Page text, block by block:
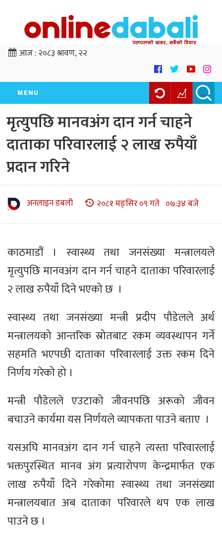
आज :२०८३ श्रावण, २२
MENU
मृत्युपछि मानवअंग दान गर्न चाहने
दाताका परिवारलाई २ लाख रुपैयाँ
प्रदान गरिने
अनलाइन डबली २०८१ मङ्सिर ०९ गते ०७:३४ बजे
काठमाडौं । स्वास्थ्य तथा जनसंख्या मन्त्रालयले
मृत्युपछि मानवअंग दान गर्न चाहने दाताका परिवारलाई
२ लाख रुपैयाँ दिने भएको छ ।
स्वास्थ्य तथा जनसंख्या मन्त्री प्रदीप पौडेलले अर्थ
मन्त्रालयको आन्तरिक स्रोतबाट रकम व्यवस्थापन गर्ने
सहमति भएपछी दाताका परिवारलाई उक्त रकम दिने
निर्णय गरेको हो ।
मन्त्री पौडेलले एउटाको जीवनपछि अरूको जीवन
बचाउने कार्यमा यस निर्णयले व्यापकता पाउने बताए ।
यसअघि मानवअंग दान गर्न चाहने त्यस्ता परिवारलाई
भक्तपुरस्थित मानव अंग प्रत्यारोपण केन्द्रमार्फत एक
लाख रुपैयाँ दिने गरेकोमा स्वास्थ्य तथा जनसंख्या
मन्त्रालयबात अब दाताका परिवारले थप एक लाख
पाउने छ ।